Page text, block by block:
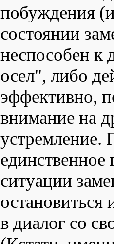
побуждения
состоянии
неспособен к
осел", либо
эффективно,
внимание на
устремление.
единственное
ситуации
остановиться
в диалог со